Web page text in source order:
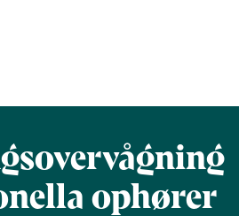
ophører